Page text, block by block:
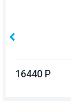
16440 Р